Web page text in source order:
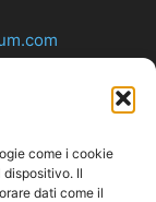
come i cookie
Il
dati come il